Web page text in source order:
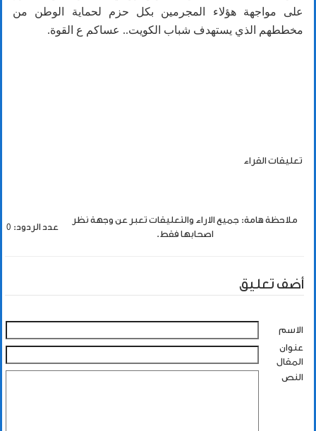
على مواجهة هؤلاء المجرمين بكل حزم لحماية الوطن من
مخططهم الذي يستهدف شباب الكويت.. عساكم ع القوة.
تعليقات القراء
ملاحظة هامة: جميع الاراء والتعليقات تعبر عن وجهة نظر
اصحابها فقط.
عدد الردود: 0
أضف تعليق
الاسم
عنوان
المقال
النص